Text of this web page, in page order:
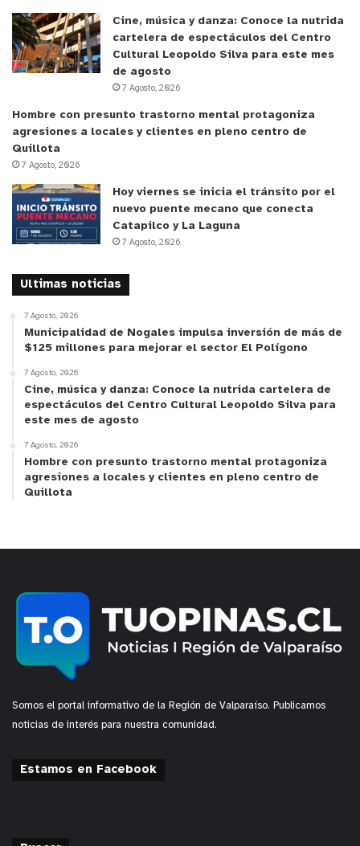
Cine, música y danza: Conoce la nutrida
cartelera de espectáculos del Centro
Cultural Leopoldo Silva para este mes
de agosto
7 Agosto, 2026
Hombre con presunto trastorno mental protagoniza
agresiones a locales y clientes en pleno centro de
Quillota
7 Agosto, 2026
Hoy viernes se inicia el tránsito por el
nuevo puente mecano que conecta
Catapilco y La Laguna
7 Agosto, 2026
Ultimas noticias
7 Agosto, 2026
Municipalidad de Nogales impulsa inversión de más de
$125 millones para mejorar el sector El Polígono
7 Agosto, 2026
Cine, música y danza: Conoce la nutrida cartelera de
espectáculos del Centro Cultural Leopoldo Silva para
este mes de agosto
7 Agosto, 2026
Hombre con presunto trastorno mental protagoniza
agresiones a locales y clientes en pleno centro de
Quillota
Somos el portal informativo de la Región de Valparaíso. Publicamos
noticias de interés para nuestra comunidad.
Estamos en Facebook